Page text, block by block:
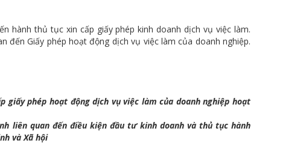
hành thủ tục xin cấp giấy phép kinh doanh dịch vụ việc làm.
Giấy phép hoạt động dịch vụ việc làm của doanh nghiệp.
giấy phép hoạt động dịch vụ việc làm của doanh nghiệp hoạt
liên quan đến điều kiện đầu tư kinh doanh và thủ tục hành
và Xã hội